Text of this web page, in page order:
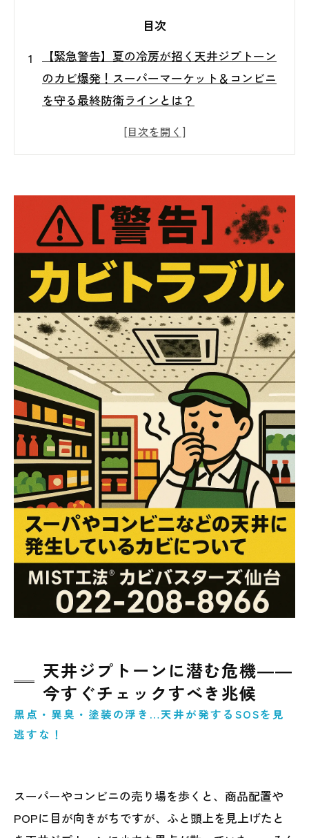
目次
【緊急警告】夏の冷房が招く天井ジプトーン
のカビ爆発！スーパーマーケット＆コンビニ
を守る最終防衛ラインとは？
天井ジプトーンに潜む危機――今すぐチェッ
ズムを徹底解剖
カビ放置がもたらす３つの致命的リスク
店舗スタッフが今日からできる簡易セルフ診
断
専門家が語る緊急対応フロー（営業を止めな
いために）
実録！仙台市内コンビニで起きたカビ爆発事
例
カビ対策に潜む落とし穴――よくある失敗と
その回避策
相談前に準備したい現場写真とチェックリス
ト
まとめ：清潔な売り場こそ顧客信頼の第一歩
天井ジプトーンに潜む危機――
今すぐチェックすべき兆候
黒点・異臭・塗装の浮き…天井が発するSOSを見
逃すな！
スーパーやコンビニの売り場を歩くと、商品配置や
POPに目が向きがちですが、ふと頭上を見上げたと